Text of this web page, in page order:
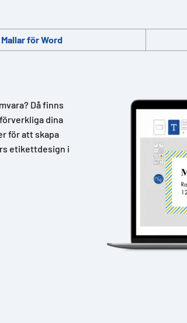
Mallar för Word
Då finns
dina
för att skapa
etikettdesign i